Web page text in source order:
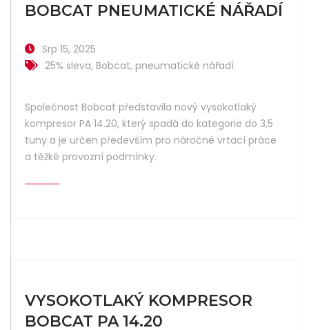
BOBCAT PNEUMATICKÉ NÁŘADÍ
Srp 15, 2025
25% sleva, Bobcat, pneumatické nářadí
Společnost Bobcat představila nový vysokotlaký
kompresor PA 14.20, který spadá do kategorie do 3,5
tuny a je určen především pro náročné vrtací práce
a těžké provozní podmínky.
VYSOKOTLAKÝ KOMPRESOR
BOBCAT PA 14.20